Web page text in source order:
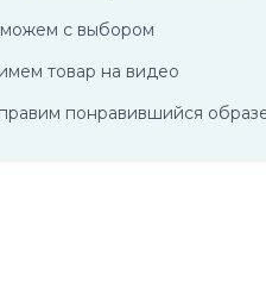
с выбором
товар на видео
понравившийся